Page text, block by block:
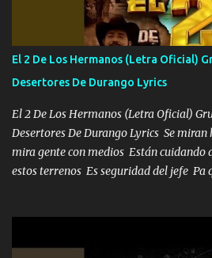
más brilla, lo ves Pa' mi la vida es tan
tu vida, y está bien Porque lo que tengo
escribiendo y la otra me va a llamar
la invite a cenar Otras más me están
bailar Pero es que tengo un par de
mueven solo por el interés P...
El 2 De Los Hermanos (Letra Oficial)
Desertores De Durango Lyrics
El 2 De Los Hermanos (Letra Oficial)
Desertores De Durango Lyrics Se
mira gente con medios Están cuidando
estos terrenos Es seguridad del jefe Pa
ni tampoco las mujeres porque es